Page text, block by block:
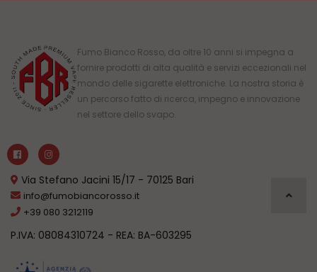
Fumo Bianco Rosso, da oltre 10 anni si impegna a
fornire prodotti di alta qualità e servizi eccezionali nel
mondo delle sigarette elettroniche. La nostra storia è
un percorso fatto di ricerca, impegno e innovazione
nel settore dello svapo.
Via Stefano Jacini 15/17 - 70125 Bari
info@fumobiancorosso.it
+39 080 3212119
P.IVA: 08084310724 - REA: BA-603295